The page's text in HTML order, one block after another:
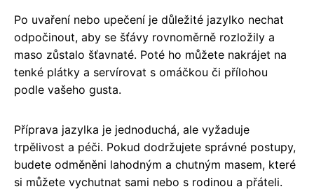
Po uvaření nebo upečení je důležité jazylko nechat
odpočinout, aby se šťávy rovnoměrně rozložily a
maso zůstalo šťavnaté. Poté ho můžete nakrájet na
tenké plátky a servírovat s omáčkou či přílohou
podle vašeho gusta.
Příprava jazylka je jednoduchá, ale vyžaduje
trpělivost a péči. Pokud dodržujete správné postupy,
budete odměněni lahodným a chutným masem, které
si můžete vychutnat sami nebo s rodinou a přáteli.